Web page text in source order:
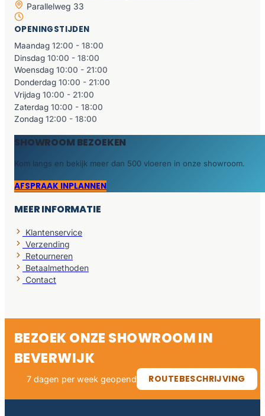
Parallelweg 33
OPENINGSTIJDEN
Maandag 12:00 - 18:00
Dinsdag 10:00 - 18:00
Woensdag 10:00 - 21:00
Donderdag 10:00 - 21:00
Vrijdag 10:00 - 21:00
Zaterdag 10:00 - 18:00
Zondag 12:00 - 18:00
SHOWROOM BEZOEKEN
Kom langs en bekijk meer dan 500 vloeren in onze showroom.
AFSPRAAK INPLANNEN
MEER INFORMATIE
Klantenservice
Verzending
Retourneren
Betaalmethoden
Contact
BEZOEK ONZE SHOWROOM IN
BEVERWIJK
7 dagen per week geopend ROUTEBESCHRIJVING